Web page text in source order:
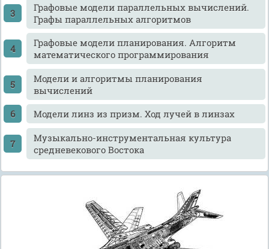
Графовые модели параллельных вычислений.
Графы параллельных алгоритмов
Графовые модели планирования. Алгоритм
математического программирования
Модели и алгоритмы планирования
вычислений
Модели линз из призм. Ход лучей в линзах
Музыкально-инструментальная культура
средневекового Востока